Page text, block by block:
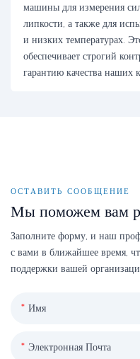
машины для измерения
липкости, а также для
и низких температурах.
обеспечивает строгий
гарантию качества наших
ОСТАВИТЬ СООБЩЕНИЕ
Мы поможем вам
Заполните форму, и наш
с вами в ближайшее время,
поддержки вашей
Имя
Электронная Почта